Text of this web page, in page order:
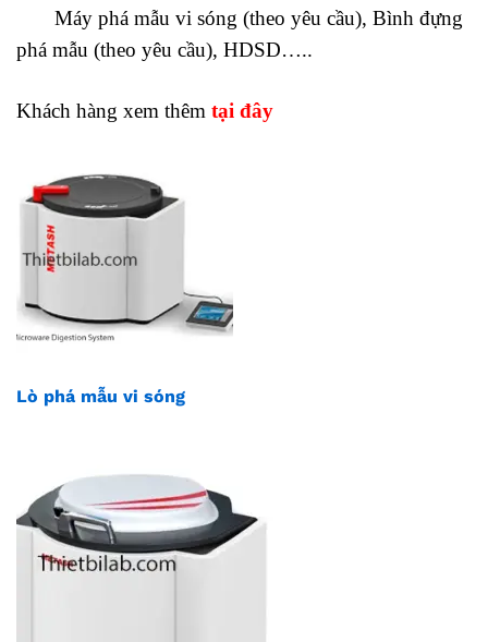
Máy phá mẫu vi sóng (theo yêu cầu), Bình đựng
phá mẫu (theo yêu cầu), HDSD…..
Khách hàng xem thêm tại đây
Lò phá mẫu vi sóng